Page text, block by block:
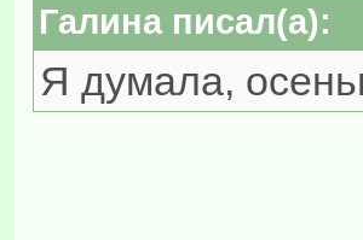
Гaлинa писал(а):
Я думала,